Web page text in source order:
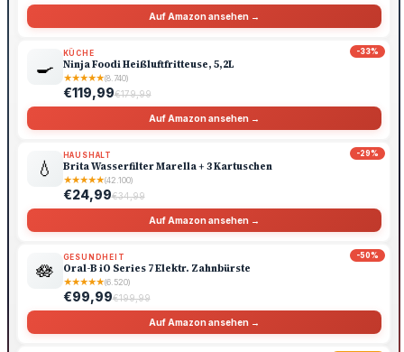
Auf Amazon ansehen →
-33%
🍳
KÜCHE
Ninja Foodi Heißluftfritteuse, 5,2L
★★★★★(8.740)
€119,99€179,99
Auf Amazon ansehen →
-29%
💧
HAUSHALT
Brita Wasserfilter Marella + 3 Kartuschen
★★★★★(42.100)
€24,99€34,99
Auf Amazon ansehen →
-50%
🪷
GESUNDHEIT
Oral-B iO Series 7 Elektr. Zahnbürste
★★★★★(6.520)
€99,99€199,99
Auf Amazon ansehen →